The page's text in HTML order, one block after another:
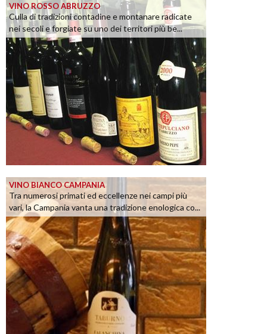
VINO ROSSO ABRUZZO
Culla di tradizioni contadine e montanare radicate
nei secoli e forgiate su uno dei territori più be...
VINO BIANCO CAMPANIA
Tra numerosi primati ed eccellenze nei campi più
vari, la Campania vanta una tradizione enologica co...